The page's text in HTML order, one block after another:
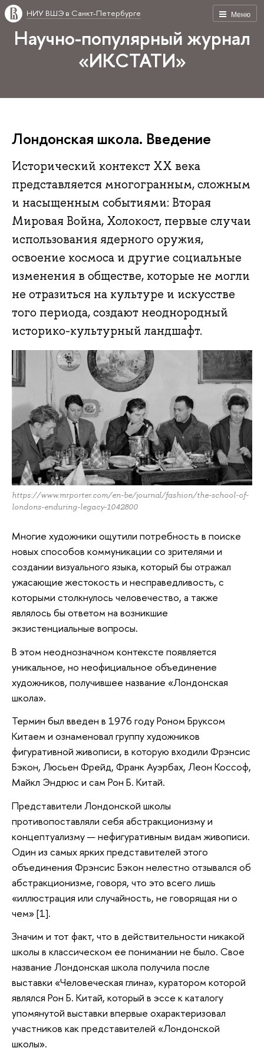
Меню
НИУ ВШЭ в Санкт-Петербурге
Научно-популярный журнал
«ИКСТАТИ»
Лондонская школа. Введение
Исторический контекст ХХ века
представляется многогранным, сложным
и насыщенным событиями: Вторая
Мировая Война, Холокост, первые случаи
использования ядерного оружия,
освоение космоса и другие социальные
изменения в обществе, которые не могли
не отразиться на культуре и искусстве
того периода, создают неоднородный
историко-культурный ландшафт.
https://www.mrporter.com/en-be/journal/fashion/the-school-of-
londons-enduring-legacy-1042800
Многие художники ощутили потребность в поиске
новых способов коммуникации со зрителями и
создании визуального языка, который бы отражал
ужасающие жестокость и несправедливость, с
которыми столкнулось человечество, а также
являлось бы ответом на возникшие
экзистенциальные вопросы.
В этом неоднозначном контексте появляется
уникальное, но неофициальное объединение
художников, получившее название «Лондонская
школа».
Термин был введен в 1976 году Роном Бруксом
Китаем и ознаменовал группу художников
фигуративной живописи, в которую входили Фрэнсис
Бэкон, Люсьен Фрейд, Франк Ауэрбах, Леон Коссоф,
Майкл Эндрюс и сам Рон Б. Китай.
Представители Лондонской школы
противопоставляли себя абстракционизму и
концептуализму — нефигуративным видам живописи.
Один из самых ярких представителей этого
объединения Фрэнсис Бэкон нелестно отзывался об
абстракционизме, говоря, что это всего лишь
«иллюстрация или случайность, не говорящая ни о
чем» [1].
Значим и тот факт, что в действительности никакой
школы в классическом ее понимании не было. Свое
название Лондонская школа получила после
выставки «Человеческая глина», куратором которой
являлся Рон Б. Китай, который в эссе к каталогу
упомянутой выставки впервые охарактеризовал
участников как представителей «Лондонской
школы».